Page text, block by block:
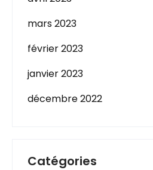
mars 2023
février 2023
janvier 2023
décembre 2022
Catégories